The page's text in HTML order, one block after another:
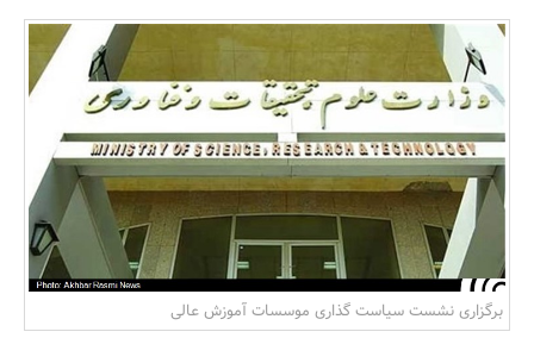
بانک، بیمه و سرمایه
مسکن و ساختمان
برگزاری نشست سیاست گذاری موسسات آموزش عالی